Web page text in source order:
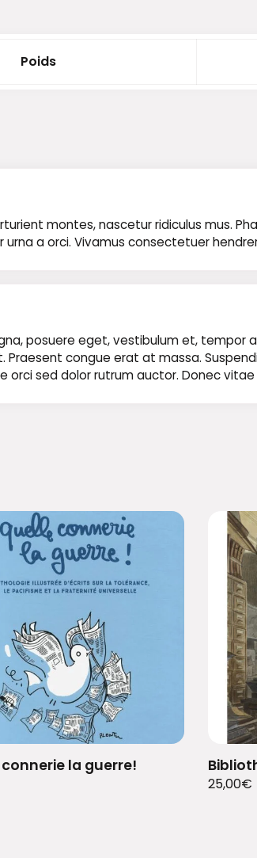
Poids
montes, nascetur ridiculus mus.
a orci. Vivamus consectetuer
posuere eget, vestibulum et, tempor
congue erat at massa.
orci sed dolor rutrum auctor. Donec
la guerre!
25,00€